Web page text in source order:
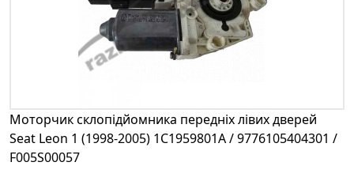
Моторчик склопідйомника передніх лівих дверей
Seat Leon 1 (1998-2005) 1C1959801A / 9776105404301 /
F005S00057